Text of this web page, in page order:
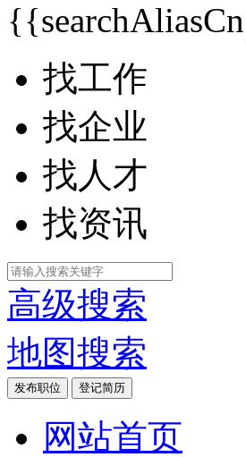
找工作
找企业
找人才
找资讯
高级搜索
地图搜索
发布职位 登记简历
网站首页